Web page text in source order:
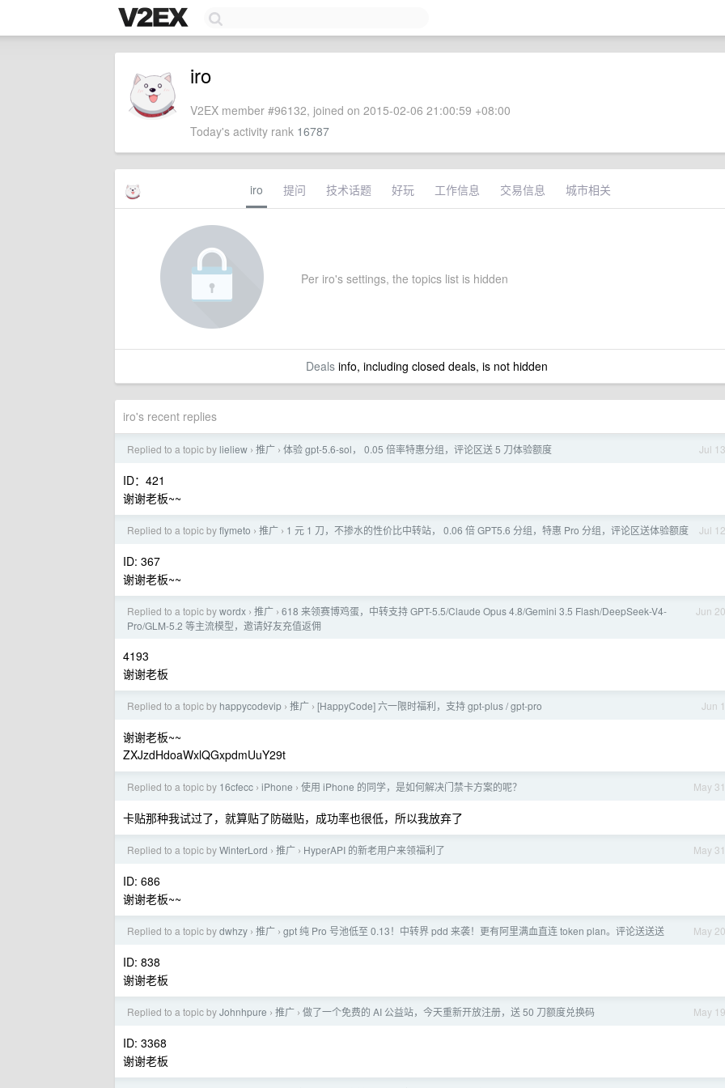
iro
V2EX member #96132, joined on 2015-02-06 21:00:59 +08:00
Today's activity rank 16787
iro 提问 技术话题 好玩 工作信息 交易信息 城市相关
Per iro's settings, the topics list is hidden
Dealsinfo, including closed deals, is not hidden
iro's recent replies
Jul 13
Replied to a topic by lieliew › 推广 › 体验 gpt-5.6-sol， 0.05 倍率特惠分组，评论区送 5 刀体验额度
ID：421
谢谢老板~~
Jul 12
Replied to a topic byflymeto › 推广 › 1 元 1 刀，不掺水的性价比中转站， 0.06 倍 GPT5.6 分组，特惠 Pro 分组，评论区送体验额度
ID: 367
谢谢老板~~
Jun 20
Replied to a topic bywordx › 推广 › 618 来领赛博鸡蛋，中转支持 GPT-5.5/Claude Opus 4.8/Gemini 3.5 Flash/DeepSeek-V4-
Pro/GLM-5.2 等主流模型，邀请好友充值返佣
4193
谢谢老板
Jun 1
Replied to a topic by happycodevip › 推广 › [HappyCode] 六一限时福利，支持 gpt-plus / gpt-pro
谢谢老板~~
ZXJzdHdoaWxlQGxpdmUuY29t
May 31
Replied to a topic by 16cfecc › iPhone › 使用 iPhone 的同学，是如何解决门禁卡方案的呢？
卡贴那种我试过了，就算贴了防磁贴，成功率也很低，所以我放弃了
May 31
Replied to a topic byWinterLord › 推广 › HyperAPI 的新老用户来领福利了
ID: 686
谢谢老板~~
May 20
Replied to a topic bydwhzy › 推广 › gpt 纯 Pro 号池低至 0.13！中转界 pdd 来袭！更有阿里满血直连 token plan。评论送送送
ID: 838
谢谢老板
May 19
Replied to a topic byJohnhpure › 推广 › 做了一个免费的 AI 公益站，今天重新开放注册，送 50 刀额度兑换码
ID: 3368
谢谢老板